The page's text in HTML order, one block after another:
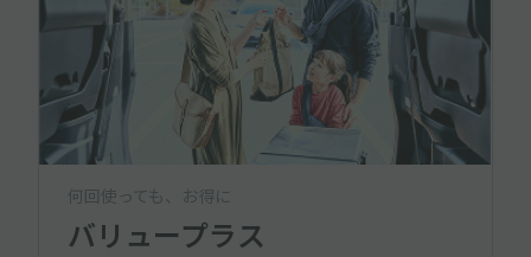
何回使っても、お得に
バリュープラス